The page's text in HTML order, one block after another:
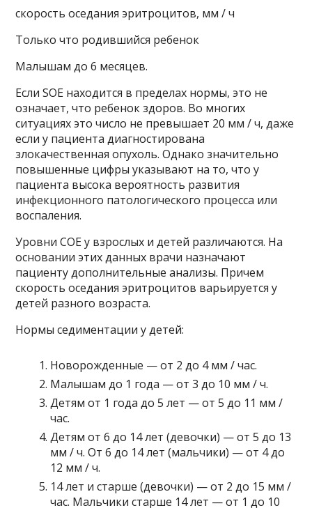
скорость оседания эритроцитов, мм / ч
Только что родившийся ребенок
Малышам до 6 месяцев.
Если SOE находится в пределах нормы, это не
означает, что ребенок здоров. Во многих
ситуациях это число не превышает 20 мм / ч, даже
если у пациента диагностирована
злокачественная опухоль. Однако значительно
повышенные цифры указывают на то, что у
пациента высока вероятность развития
инфекционного патологического процесса или
воспаления.
Уровни COE у взрослых и детей различаются. На
основании этих данных врачи назначают
пациенту дополнительные анализы. Причем
скорость оседания эритроцитов варьируется у
детей разного возраста.
Нормы седиментации у детей:
Новорожденные — от 2 до 4 мм / час.
Малышам до 1 года — от 3 до 10 мм / ч.
Детям от 1 года до 5 лет — от 5 до 11 мм /
час.
Детям от 6 до 14 лет (девочки) — от 5 до 13
мм / ч. От 6 до 14 лет (мальчики) — от 4 до
12 мм / ч.
14 лет и старше (девочки) — от 2 до 15 мм /
час. Мальчики старше 14 лет — от 1 до 10